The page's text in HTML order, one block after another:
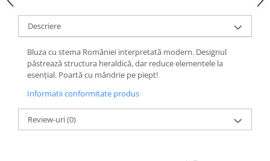
Descriere
Bluza cu stema României interpretată modern. Designul
păstrează structura heraldică, dar reduce elementele la
esențial. Poartă cu mândrie pe piept!
Informatii conformitate produs
Review-uri(0)